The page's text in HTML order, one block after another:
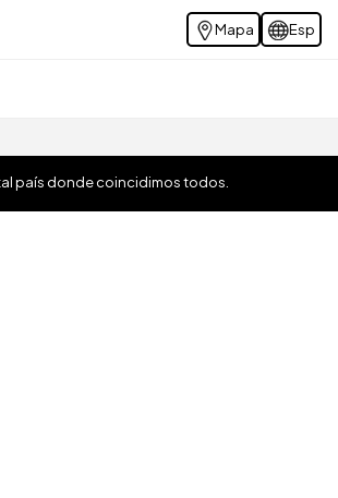
Mapa Esp
país donde coincidimos todos.